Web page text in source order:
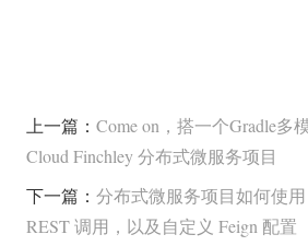
上一篇： Come on，搭一个Gradle多
Cloud Finchley 分布式微服务项目
下一篇： 分布式微服务项目如何使
REST 调用，以及自定义 Feign 配置